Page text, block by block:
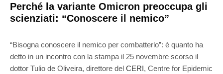
Perché la variante Omicron preoccupa gli
scienziati: “Conoscere il nemico”
“Bisogna conoscere il nemico per combatterlo”: è quanto ha
detto in un incontro con la stampa il 25 novembre scorso il
dottor Tulio de Oliveira, direttore del CERI, Centre for Epidemic